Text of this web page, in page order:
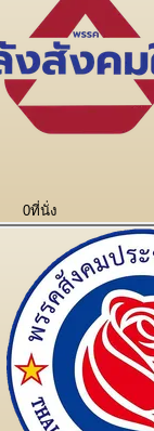
0ที่นั่ง